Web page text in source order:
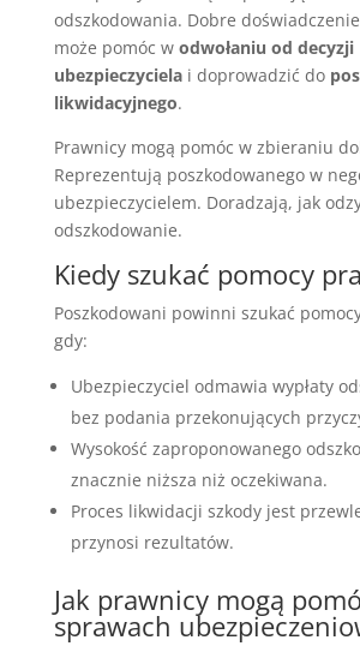
odszkodowania. Dobre
może pomóc w odwołaniu od decyzji
ubezpieczycielai doprowadzić do
likwidacyjnego.
Prawnicy mogą pomóc w zbieraniu
Reprezentują poszkodowanego w
ubezpieczycielem. Doradzają, jak
odszkodowanie.
Kiedy szukać pomocy
Poszkodowani powinni szukać
gdy:
Ubezpieczyciel odmawia wypłaty
bez podania przekonujących
Wysokość zaproponowanego
znacznie niższa niż oczekiwana.
Proces likwidacji szkody jest
przynosi rezultatów.
Jak prawnicy mogą
sprawach